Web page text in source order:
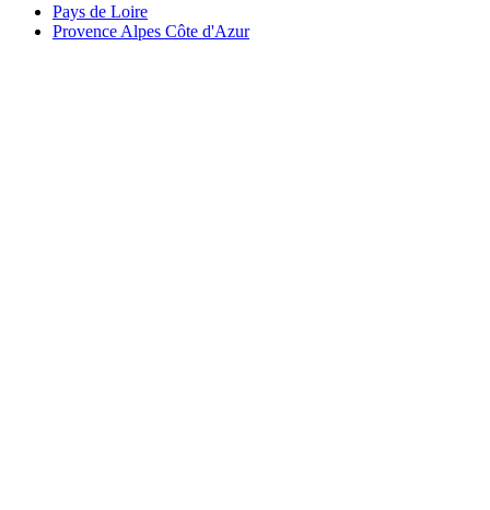
Pays de Loire
Provence Alpes Côte d'Azur